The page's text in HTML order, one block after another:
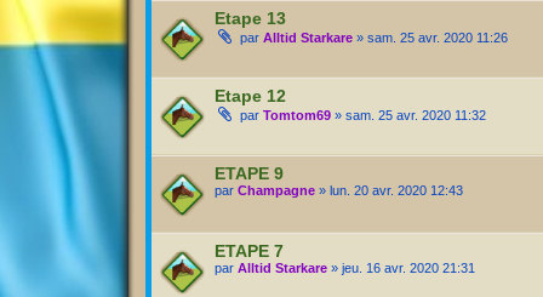
Etape 13
par Alltid Starkare » sam. 25 avr. 2020 11:26
Etape 12
par Tomtom69 » sam. 25 avr. 2020 11:32
ETAPE 9
par Champagne » lun. 20 avr. 2020 12:43
ETAPE 7
par Alltid Starkare » jeu. 16 avr. 2020 21:31